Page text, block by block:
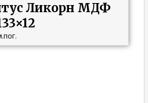
Ликорн МДФ